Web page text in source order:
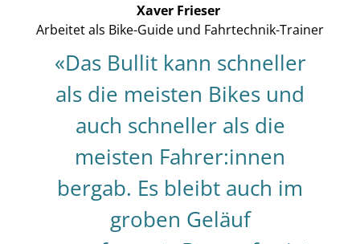
Xaver Frieser
Arbeitet als Bike-Guide und Fahrtechnik-Trainer
«Das Bullit kann schneller
als die meisten Bikes und
auch schneller als die
meisten Fahrer:innen
bergab. Es bleibt auch im
groben Geläuf